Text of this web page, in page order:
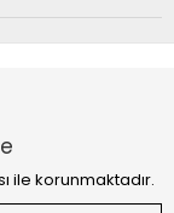
ile korunmaktadır.